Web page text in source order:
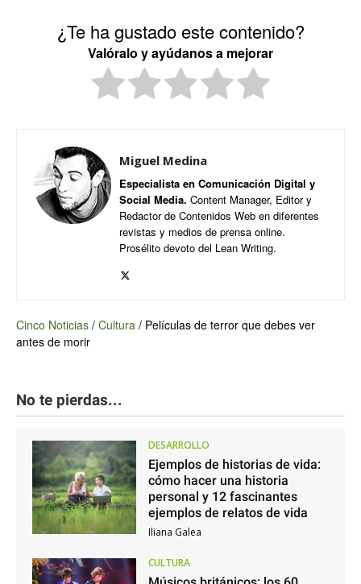
¿Te ha gustado este contenido?
Valóralo y ayúdanos a mejorar
Miguel Medina
Especialista en Comunicación Digital y
Social Media. Content Manager, Editor y
Redactor de Contenidos Web en diferentes
revistas y medios de prensa online.
Prosélito devoto del Lean Writing.
Cinco Noticias / Cultura / Películas de terror que debes ver
antes de morir
No te pierdas...
DESARROLLO
Ejemplos de historias de vida:
cómo hacer una historia
personal y 12 fascinantes
ejemplos de relatos de vida
Iliana Galea
CULTURA